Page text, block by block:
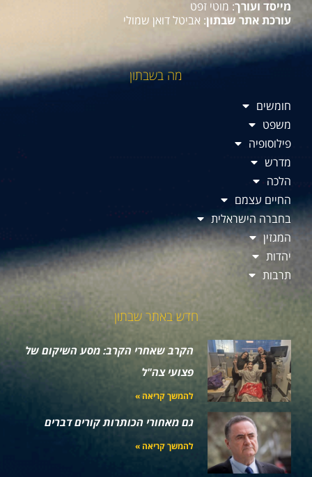
מייסד ועורך: מוטי זפט
עורכת אתר שבתון: אביטל דואן שמולי
מה בשבתון
חומשים
משפט
פילוסופיה
מדרש
הלכה
החיים עצמם
בחברה הישראלית
המגזין
יהדות
תרבות
חדש באתר שבתון
הקרב שאחרי הקרב: מסע השיקום של
פצועי צה"ל
להמשך קריאה »
גם מאחורי הכותרות קורים דברים
להמשך קריאה »